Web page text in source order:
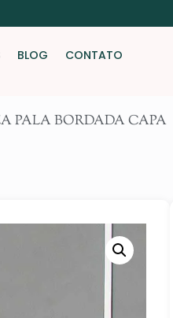
BLOG CONTATO
PALA BORDADA CAPA